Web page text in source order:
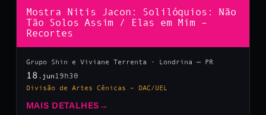
Mostra Nitis Jacon: Solilóquios: Não
Tão Solos Assim / Elas em Mim –
Recortes
Grupo Shin e Viviane Terrenta · Londrina — PR
18 .jun 19h30
Divisão de Artes Cênicas – DAC/UEL
MAIS DETALHES →